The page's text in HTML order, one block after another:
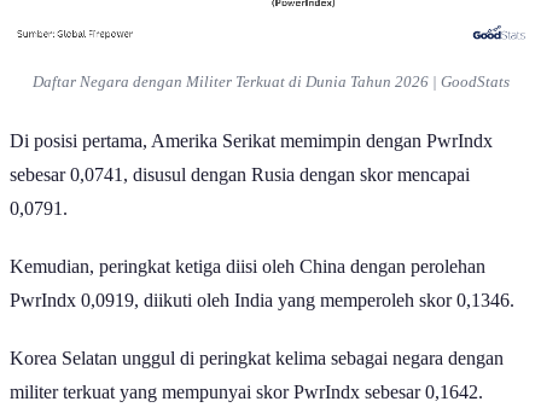
Daftar Negara dengan Militer Terkuat di Dunia Tahun 2026 | GoodStats
Di posisi pertama, Amerika Serikat memimpin dengan PwrIndx
sebesar 0,0741, disusul dengan Rusia dengan skor mencapai
0,0791.
Kemudian, peringkat ketiga diisi oleh China dengan perolehan
PwrIndx 0,0919, diikuti oleh India yang memperoleh skor 0,1346.
Korea Selatan unggul di peringkat kelima sebagai negara dengan
militer terkuat yang mempunyai skor PwrIndx sebesar 0,1642.